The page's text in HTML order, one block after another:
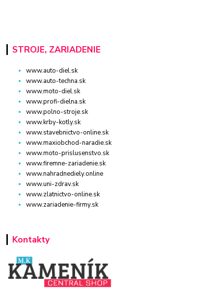
STROJE, ZARIADENIE
www.auto-diel.sk
www.auto-techna.sk
www.moto-diel.sk
www.profi-dielna.sk
www.polno-stroje.sk
www.krby-kotly.sk
www.stavebnictvo-online.sk
www.maxiobchod-naradie.sk
www.moto-prislusenstvo.sk
www.firemne-zariadenie.sk
www.nahradnediely.online
www.uni-zdrav.sk
www.zlatnictvo-online.sk
www.zariadenie-firmy.sk
Kontakty